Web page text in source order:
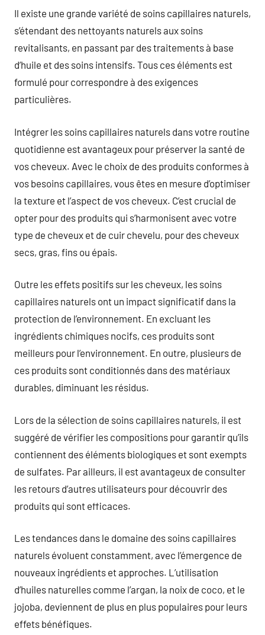
Il existe une grande variété de soins capillaires naturels,
s’étendant des nettoyants naturels aux soins
revitalisants, en passant par des traitements à base
d’huile et des soins intensifs. Tous ces éléments est
formulé pour correspondre à des exigences
particulières.
Intégrer les soins capillaires naturels dans votre routine
quotidienne est avantageux pour préserver la santé de
vos cheveux. Avec le choix de des produits conformes à
vos besoins capillaires, vous êtes en mesure d’optimiser
la texture et l’aspect de vos cheveux. C’est crucial de
opter pour des produits qui s’harmonisent avec votre
type de cheveux et de cuir chevelu, pour des cheveux
secs, gras, fins ou épais.
Outre les effets positifs sur les cheveux, les soins
capillaires naturels ont un impact significatif dans la
protection de l’environnement. En excluant les
ingrédients chimiques nocifs, ces produits sont
meilleurs pour l’environnement. En outre, plusieurs de
ces produits sont conditionnés dans des matériaux
durables, diminuant les résidus.
Lors de la sélection de soins capillaires naturels, il est
suggéré de vérifier les compositions pour garantir qu’ils
contiennent des éléments biologiques et sont exempts
de sulfates. Par ailleurs, il est avantageux de consulter
les retours d’autres utilisateurs pour découvrir des
produits qui sont efficaces.
Les tendances dans le domaine des soins capillaires
naturels évoluent constamment, avec l’émergence de
nouveaux ingrédients et approches. L’utilisation
d’huiles naturelles comme l’argan, la noix de coco, et le
jojoba, deviennent de plus en plus populaires pour leurs
effets bénéfiques.